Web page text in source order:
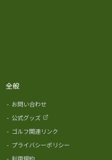
全般
- お問い合わせ
- 公式グッズ
- ゴルフ関連リンク
- プライバシーポリシー
- 利用規約